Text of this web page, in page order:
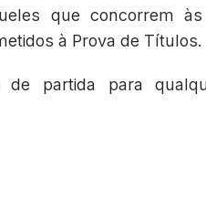
que concorrem
à Prova de Títulos.
de partida para